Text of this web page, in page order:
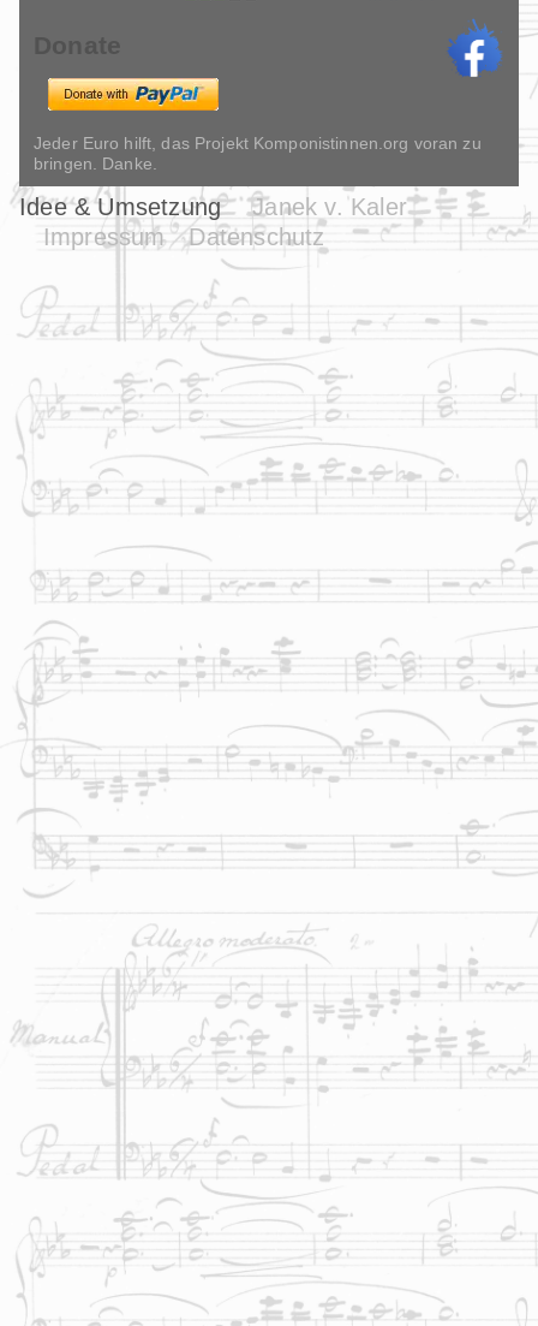
Donate
Jeder Euro hilft, das Projekt Komponistinnen.org voran zu
bringen. Danke.
Idee & Umsetzung
Janek v. Kaler
Impressum
Datenschutz